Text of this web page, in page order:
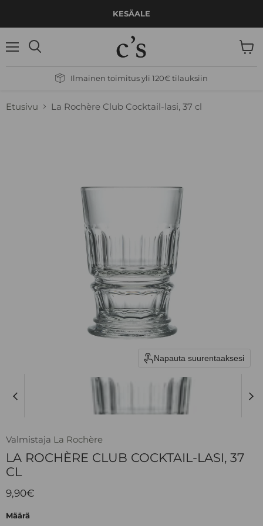
KESÄALE
Ilmainen toimitus yli 120€ tilauksiin
Etusivu La Rochère Club Cocktail-lasi, 37 cl
Napauta suurentaaksesi
Valmistaja La Rochère
LA ROCHÈRE CLUB COCKTAIL-LASI, 37
CL
Nykyinen hinta
9,90€
Määrä